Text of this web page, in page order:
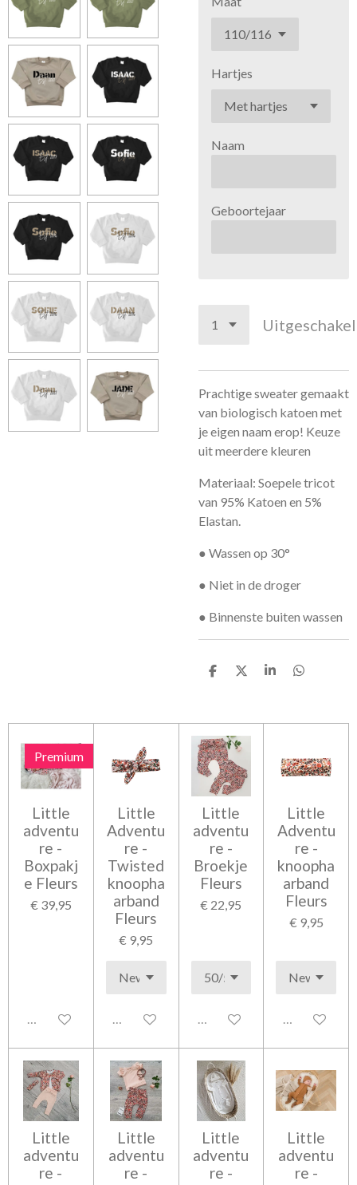
Hartjes
Naam
Geboortejaar
Prachtige sweater gemaakt
van biologisch katoen met
je eigen naam erop! Keuze
uit meerdere kleuren
Materiaal: Soepele tricot
van 95% Katoen en 5%
Elastan.
● Wassen op 30°
● Niet in de droger
● Binnenste buiten wassen
D
n
D
S
e
D
n
Premium
Little
adventu
re -
Boxpakj
e Fleurs
€ 39,95
Uitgeschakeld
Little
Adventu
re -
Twisted
knoopha
arband
Fleurs
€ 9,95
Uitgeschakeld
Little
adventu
re -
Broekje
Fleurs
€ 22,95
Uitgeschakeld
Little
Adventu
re -
knoopha
arband
Fleurs
€ 9,95
Little
adventu
re -
Little
adventu
re -
Little
adventu
re -
Little
adventu
re -